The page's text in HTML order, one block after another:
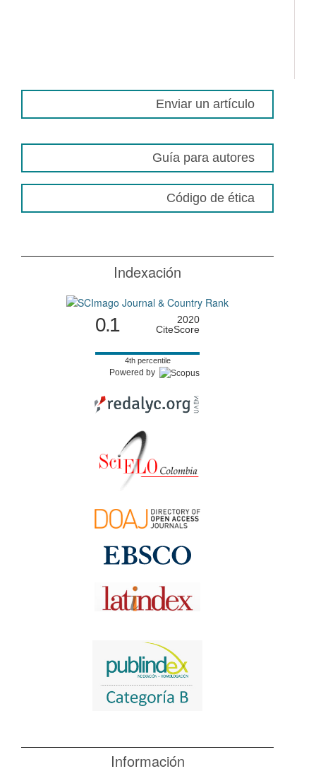
Enviar un artículo
Guía para autores
Código de ética
Indexación
0.1
2020
CiteScore
4th percentile
Powered by
Información